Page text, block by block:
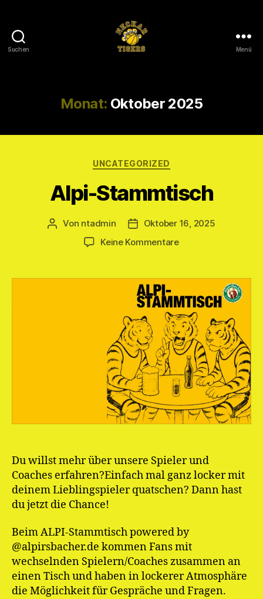
Suchen Menü
Monat: Oktober 2025
Kategorien
UNCATEGORIZED
Alpi-Stammtisch
Beitragsautor
Von ntadmin Veröffentlichungsdatum
Oktober 16, 2025
Keine Kommentarezu
Du willst mehr über unsere Spieler und
Coaches erfahren?Einfach mal ganz locker mit
deinem Lieblingspieler quatschen? Dann hast
du jetzt die Chance!
Beim ALPI-Stammtisch powered by
@alpirsbacher.de kommen Fans mit
wechselnden Spielern/Coaches zusammen an
einen Tisch und haben in lockerer Atmosphäre
die Möglichkeit für Gespräche und Fragen.